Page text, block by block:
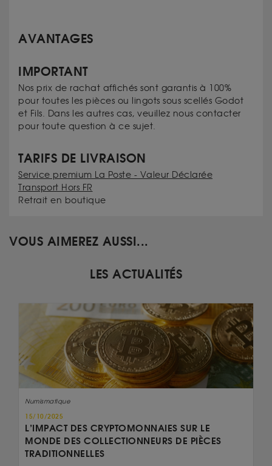
AVANTAGES
IMPORTANT
Nos prix de rachat affichés sont garantis à 100%
pour toutes les pièces ou lingots sous scellés Godot
et Fils. Dans les autres cas, veuillez nous contacter
pour toute question à ce sujet.
TARIFS DE LIVRAISON
Service premium La Poste - Valeur Déclarée
Transport Hors FR
Retrait en boutique
VOUS AIMEREZ AUSSI...
LES ACTUALITÉS
Numismatique
15/10/2025
L’IMPACT DES CRYPTOMONNAIES SUR LE
MONDE DES COLLECTIONNEURS DE PIÈCES
TRADITIONNELLES